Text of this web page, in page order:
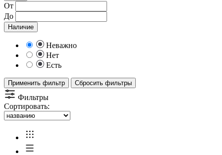
От
До
Наличие
Неважно
Нет
Есть
Применить фильтр Сбросить фильтры
Фильтры
Сортировать: